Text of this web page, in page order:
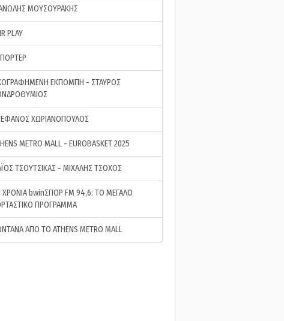
ΜΟΥΣΟΥΡΑΚΗΣ
PLAY
ΕΚΠΟΜΠΗ - ΣΤΑΥΡΟΣ
ΧΩΡΙΑΝΟΠΟΥΛΟΣ
METRO MALL - EUROBASKET 2025
ΤΣΟΥΤΣΙΚΑΣ - ΜΙΧΑΛΗΣ ΤΣΟΧΟΣ
ΧΡΟΝΙΑ bwinΣΠΟΡ FM 94,6: ΤΟ ΜΕΓΑΛΟ
ΠΡΟΓΡΑΜΜΑ
ΑΠΟ ΤΟ ATHENS METRO MALL